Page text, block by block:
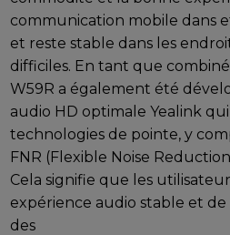
communication mobile dans
et reste stable dans les
difficiles. En tant que
W59R a également été
audio HD optimale Yealink
technologies de pointe, y
FNR (Flexible Noise
Cela signifie que les
expérience audio stable et
des